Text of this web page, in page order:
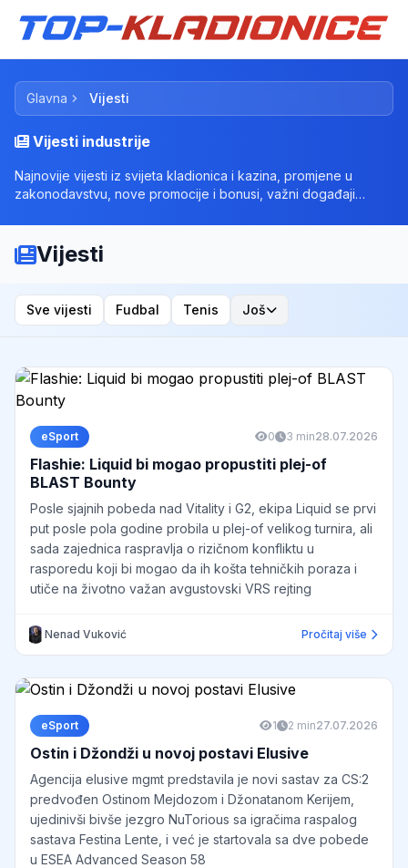
Glavna Vijesti
Vijesti industrije
Najnovije vijesti iz svijeta kladionica i kazina, promjene u
zakonodavstvu, nove promocije i bonusi, važni događaji
Vijesti
Sve vijesti Fudbal Tenis Još
eSport 0 3 min28.07.2026
Flashie: Liquid bi mogao propustiti plej-of
BLAST Bounty
Posle sjajnih pobeda nad Vitality i G2, ekipa Liquid se prvi
put posle pola godine probila u plej-of velikog turnira, ali
sada zajednica raspravlja o rizičnom konfliktu u
rasporedu koji bi mogao da ih košta tehničkih poraza i
utiče na životno važan avgustovski VRS rejting
Nenad Vuković Pročitaj više
eSport 1 2 min27.07.2026
Ostin i Džondži u novoj postavi Elusive
Agencija elusive mgmt predstavila je novi sastav za CS:2
predvođen Ostinom Mejdozom i Džonatanom Kerijem,
ujedinivši bivše jezgro NuTorious sa igračima raspalog
sastava Festina Lente, i već je startovala sa dve pobede
u ESEA Advanced Season 58